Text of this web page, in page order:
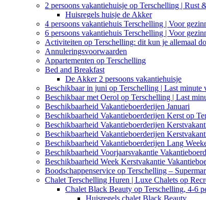
2 persoons vakantiehuisje op Terschelling | Rust
Huisregels huisje de Akker
4 persoons vakantiehuis Terschelling | Voor
6 persoons vakantiehuis Terschelling | Voor
Activiteiten op Terschelling: dit kun je allemaal
Annuleringsvoorwaarden
Appartementen op Terschelling
Bed and Breakfast
De Akker 2 persoons vakantiehuisje
Beschikbaar in juni op Terschelling | Last minute
Beschikbaar met Oerol op Terschelling | Last
Beschikbaarheid Vakantieboerderijen Januari
Beschikbaarheid Vakantieboerderijen Kerst op
Beschikbaarheid Vakantieboerderijen
Beschikbaarheid Vakantieboerderijen
Beschikbaarheid Vakantieboerderijen Lang
Beschikbaarheid Voorjaarsvakantie
Beschikbaarheid Week Kerstvakantie
Boodschappenservice op Terschelling –
Chalet Terschelling Huren | Luxe Chalets op
Chalet Black Beauty op Terschelling, 4-6
Huisregels chalet Black Beauty